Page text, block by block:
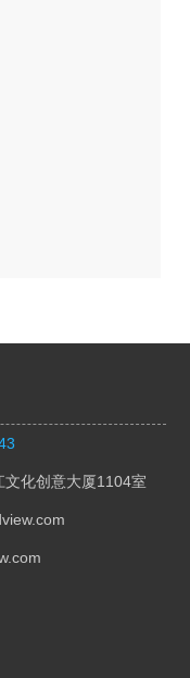
化创意大厦1104室